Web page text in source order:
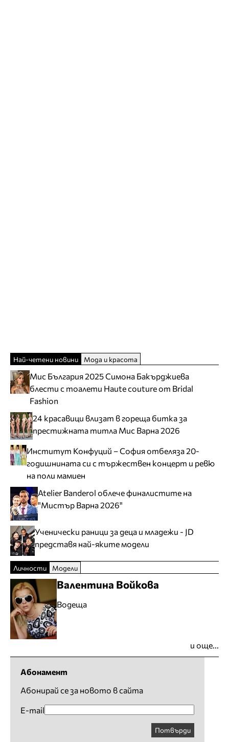
Най-четени новини Мода и красота
Мис България 2025 Симона Бакърджиева
блести с тоалети Haute couture от Bridal
Fashion
24 красавици влизат в гореща битка за
престижната титла Мис Варна 2026
Институт Конфуций – София отбеляза 20-
годишнината си с тържествен концерт и ревю
на поли мамиен
Atelier Banderol облече финалистите на
"Мистър Варна 2026"
Ученически раници за деца и младежи - JD
представя най-яките модели
Личности Модели
Валентина Войкова
Водеща
и още...
Абонамент
Абонирай се за новото в сайта
E-mail
Потвърди